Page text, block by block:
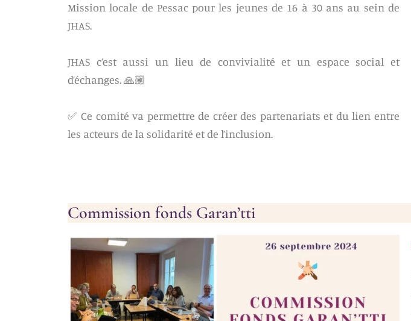
Mission locale de Pessac pour les jeunes de 16 à 30 ans au sein de
JHAS.
JHAS c’est aussi un lieu de convivialité et un espace social et
d’échanges. 🙏🏽
✅ Ce comité va permettre de créer des partenariats et du lien entre
les acteurs de la solidarité et de l’inclusion.
Commission fonds Garan’tti